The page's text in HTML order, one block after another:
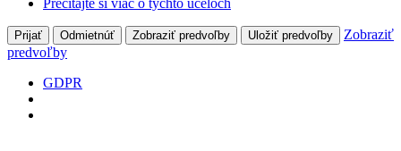
Prečítajte si viac o týchto účeloch
Prijať Odmietnúť Zobraziť predvoľby Uložiť predvoľby
Zobraziť
predvoľby
GDPR